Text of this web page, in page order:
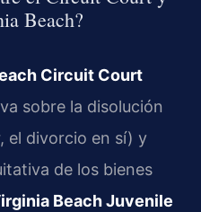
Beach?
Circuit Court
sobre la disolución
el divorcio en sí) y
de los bienes
Beach Juvenile